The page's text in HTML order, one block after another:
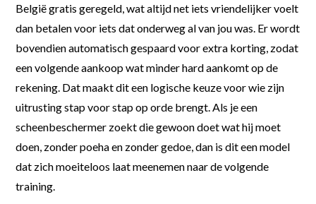
België gratis geregeld, wat altijd net iets vriendelijker voelt
dan betalen voor iets dat onderweg al van jou was. Er wordt
bovendien automatisch gespaard voor extra korting, zodat
een volgende aankoop wat minder hard aankomt op de
rekening. Dat maakt dit een logische keuze voor wie zijn
uitrusting stap voor stap op orde brengt. Als je een
scheenbeschermer zoekt die gewoon doet wat hij moet
doen, zonder poeha en zonder gedoe, dan is dit een model
dat zich moeiteloos laat meenemen naar de volgende
training.